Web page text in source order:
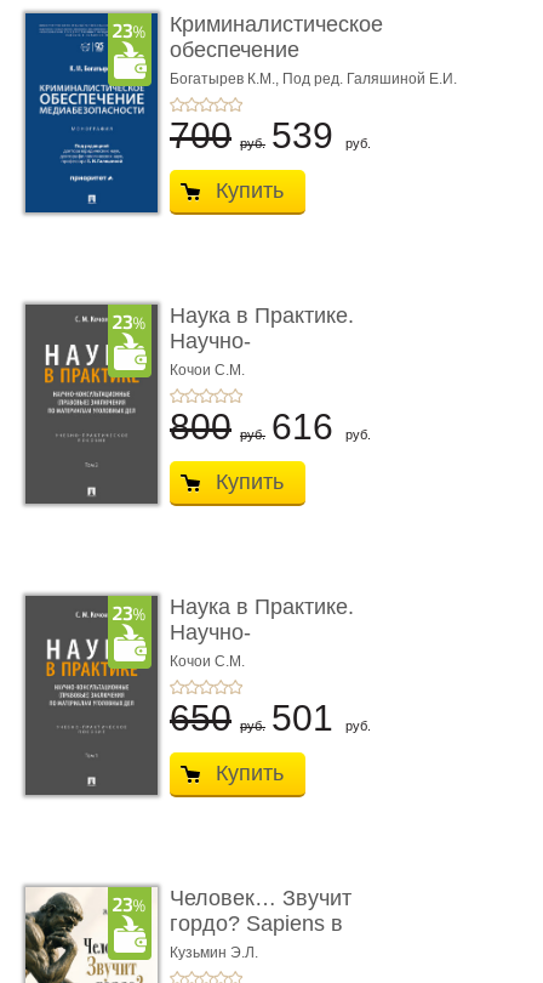
Криминалистическое
обеспечение
медиабезопас� ...
Богатырев К.М., Под ред. Галяшиной Е.И.
700 руб. 539 руб.
Купить
Наука в Практике.
Научно-
консультационные (пра
...
Кочои С.М.
800 руб. 616 руб.
Купить
Наука в Практике.
Научно-
консультационные (пра
...
Кочои С.М.
650 руб. 501 руб.
Купить
Человек… Звучит
гордо? Sapiens в
тенётах социума � ...
Кузьмин Э.Л.